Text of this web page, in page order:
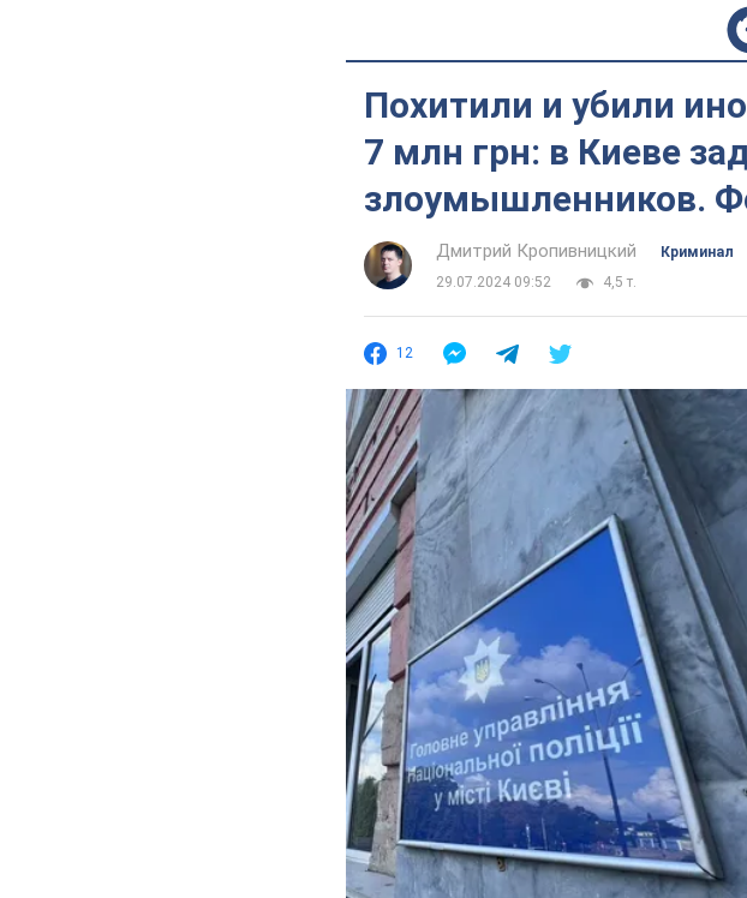
Похитили и убили
7 млн грн: в Киеве
злоумышленников.
Дмитрий Кропивницкий
Криминал
29.07.2024 09:52
4,5 т.
12